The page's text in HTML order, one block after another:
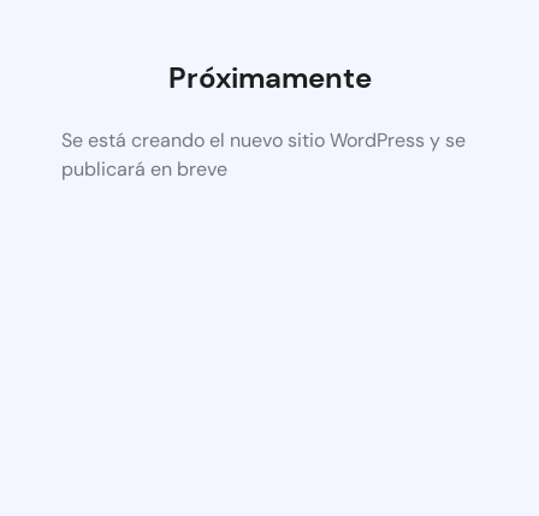
Próximamente
Se está creando el nuevo sitio WordPress y se
publicará en breve